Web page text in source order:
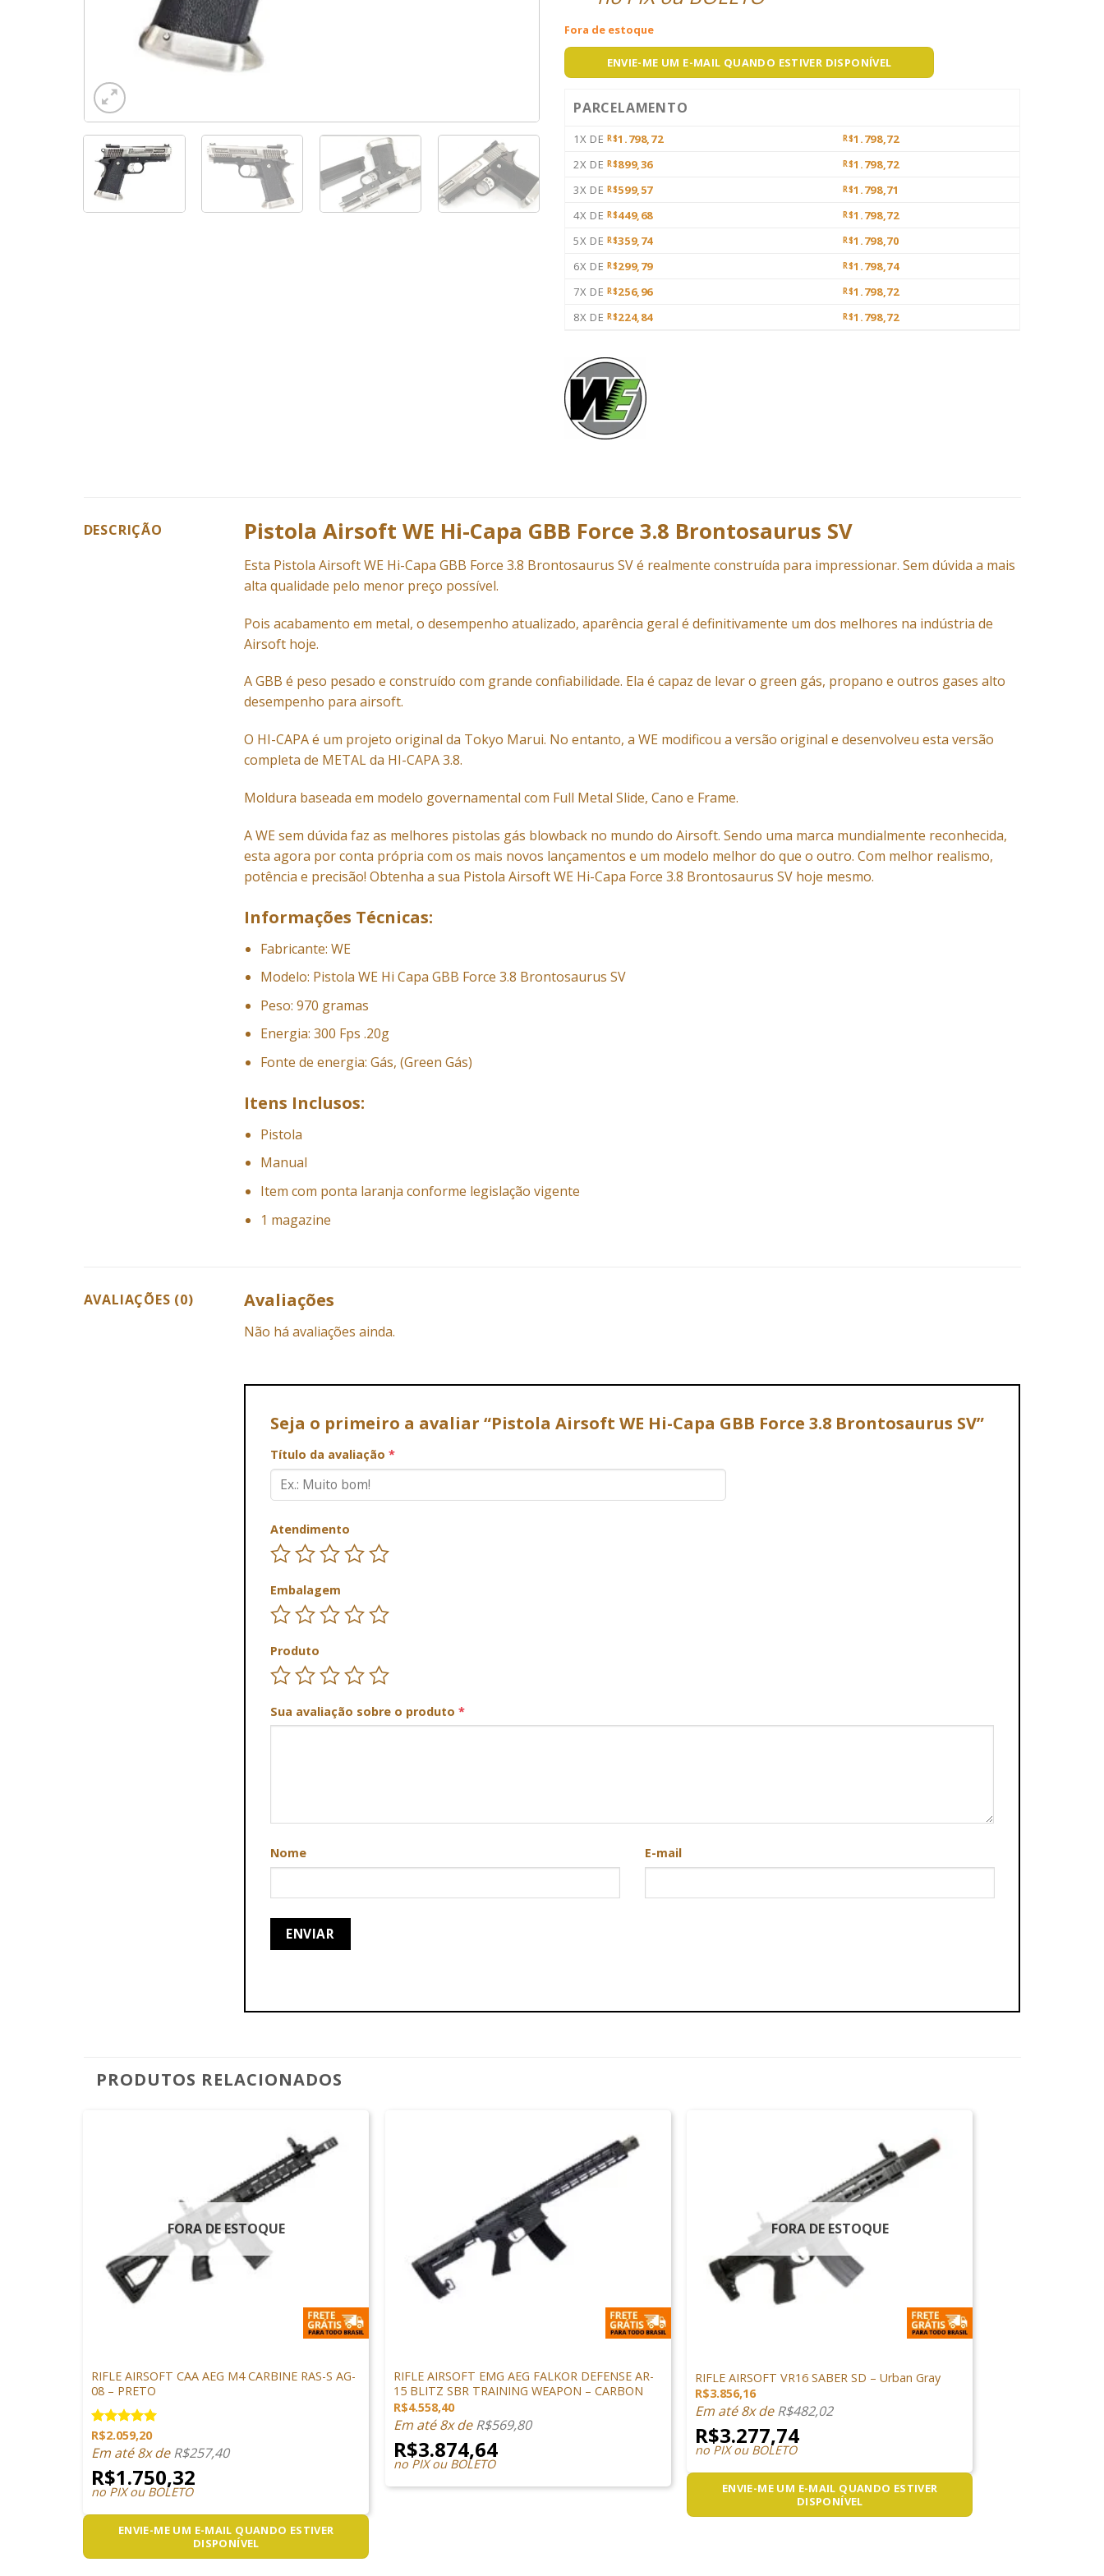
Fora de estoque
ENVIE-ME UM E-MAIL QUANDO ESTIVER DISPONÍVEL
PARCELAMENTO
1X DE R$1.798,72 R$1.798,72
2X DE R$899,36 R$1.798,72
3X DE R$599,57 R$1.798,71
4X DE R$449,68 R$1.798,72
5X DE R$359,74 R$1.798,70
6X DE R$299,79 R$1.798,74
7X DE R$256,96 R$1.798,72
8X DE R$224,84 R$1.798,72
DESCRIÇÃO Pistola Airsoft WE Hi-Capa GBB Force 3.8 Brontosaurus SV
Esta Pistola Airsoft WE Hi-Capa GBB Force 3.8 Brontosaurus SV é realmente construída para impressionar. Sem dúvida a mais
alta qualidade pelo menor preço possível.
Pois acabamento em metal, o desempenho atualizado, aparência geral é definitivamente um dos melhores na indústria de
Airsofthoje.
A GBB é peso pesado e construído com grande confiabilidade. Ela é capaz de levar o green gás, propano e outros gases alto
desempenho para airsoft.
O HI-CAPA é um projeto original da Tokyo Marui. No entanto, a WEmodificou a versão original e desenvolveu esta versão
completa de METAL da HI-CAPA 3.8.
Moldura baseada em modelo governamental com Full Metal Slide, Cano e Frame.
AWEsem dúvida faz as melhores pistolas gás blowbackno mundo do Airsoft. Sendo uma marca mundialmente reconhecida,
esta agora por conta própria com os mais novos lançamentos e um modelo melhor do que o outro. Com melhor realismo,
potência e precisão! Obtenha a sua Pistola AirsoftWE Hi-Capa Force 3.8 Brontosaurus SV hoje mesmo.
Informações Técnicas:
Fabricante: WE
Modelo: Pistola WE Hi Capa GBB Force 3.8 Brontosaurus SV
Peso: 970 gramas
Energia: 300 Fps .20g
Fonte de energia: Gás, (Green Gás)
Itens Inclusos:
Pistola
Manual
Item com ponta laranja conforme legislação vigente
1 magazine
AVALIAÇÕES (0) Avaliações
Não há avaliações ainda.
Seja o primeiro a avaliar “Pistola Airsoft WE Hi-Capa GBB Force 3.8 Brontosaurus SV”
Título da avaliação *
Atendimento
Embalagem
Produto
Sua avaliação sobre o produto *
Nome E-mail
PRODUTOS RELACIONADOS
FORA DE ESTOQUE
RIFLE AIRSOFT CAA AEG M4 CARBINE RAS-S AG-
08 – PRETO
Avaliação
5.00 de 5
R$2.059,20
Em até 8x deR$257,40
R$1.750,32
no PIX ou BOLETO
ENVIE-ME UM E-MAIL QUANDO ESTIVER
DISPONÍVEL
RIFLE AIRSOFT EMG AEG FALKOR DEFENSE AR-
15 BLITZ SBR TRAINING WEAPON – CARBON
R$4.558,40
Em até 8x deR$569,80
R$3.874,64
no PIX ou BOLETO
FORA DE ESTOQUE
RIFLE AIRSOFT VR16 SABER SD – Urban Gray
R$3.856,16
Em até 8x deR$482,02
R$3.277,74
no PIX ou BOLETO
ENVIE-ME UM E-MAIL QUANDO ESTIVER
DISPONÍVEL